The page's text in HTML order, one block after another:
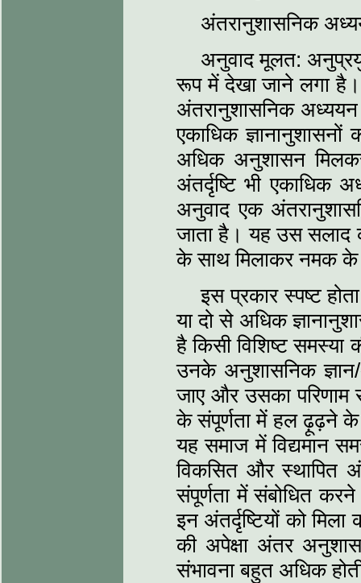
अंतरानुशासनिक
अनुवाद मूलत:
रूप में देखा जाने लगा है।
अंतरानुशासनिक
एकाधिक
अधिक अनुशासन
अंतर्दृष्टि भी
अनुवाद एक
जाता है। यह उस सलाद
के साथ मिलाकर नमक के
इस प्रकार स्पष्ट
या दो से अधिक
है किसी विशिष्ट
उनके अनुशासनिक ज्ञान/
जाए और उसका परिणाम
के संपूर्णता में हल ढ़ूढ़ने
यह समाज में विद्यमान
विकसित और स्थापित
संपूर्णता में संबोधित
इन अंतर्दृष्टियों को
की अपेक्षा अंतर
संभावना बहुत अधिक